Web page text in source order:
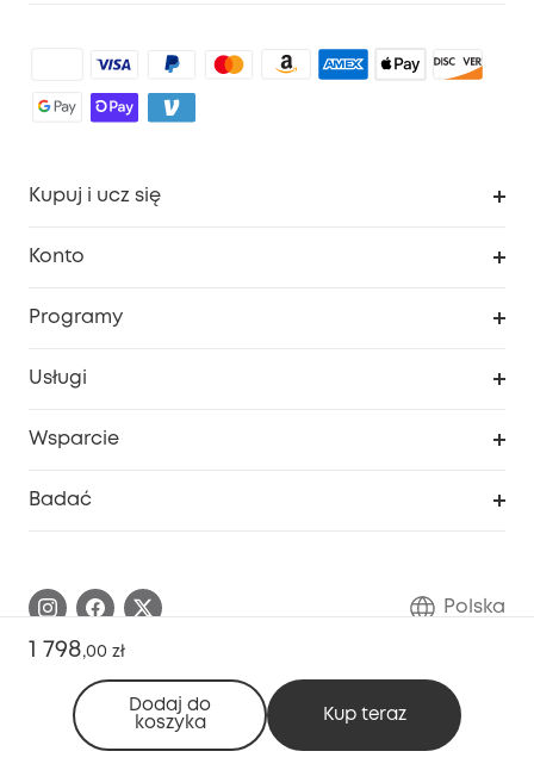
1 798,00 zł
Dodaj do
koszyka
Kup teraz
Kupuj i ucz się
Konto
Programy
Usługi
Wsparcie
Pobierz e-podręcznik
Anuluj zamówienie
Badać
Skontaktuj się z nami
Zaangażowanie w bezpieczeństwo
Społeczność Bezpieczeństwa Eufy
Społeczność Eufy Clean
Polska